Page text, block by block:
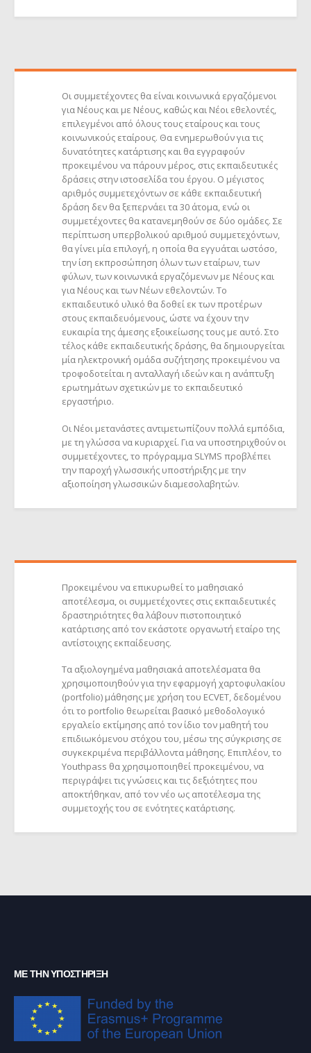
Οι συμμετέχοντες θα είναι κοινωνικά εργαζόμενοι
για Νέους και με Νέους, καθώς και Νέοι εθελοντές,
επιλεγμένοι από όλους τους εταίρους και τους
κοινωνικούς εταίρους. Θα ενημερωθούν για τις
δυνατότητες κατάρτισης και θα εγγραφούν
προκειμένου να πάρουν μέρος, στις εκπαιδευτικές
δράσεις στην ιστοσελίδα του έργου. Ο μέγιστος
αριθμός συμμετεχόντων σε κάθε εκπαιδευτική
δράση δεν θα ξεπερνάει τα 30 άτομα, ενώ οι
συμμετέχοντες θα κατανεμηθούν σε δύο ομάδες. Σε
περίπτωση υπερβολικού αριθμού συμμετεχόντων,
θα γίνει μία επιλογή, η οποία θα εγγυάται ωστόσο,
την ίση εκπροσώπηση όλων των εταίρων, των
φύλων, των κοινωνικά εργαζόμενων με Νέους και
για Νέους και των Νέων εθελοντών. Το
εκπαιδευτικό υλικό θα δοθεί εκ των προτέρων
στους εκπαιδευόμενους, ώστε να έχουν την
ευκαιρία της άμεσης εξοικείωσης τους με αυτό. Στο
τέλος κάθε εκπαιδευτικής δράσης, θα δημιουργείται
μία ηλεκτρονική ομάδα συζήτησης προκειμένου να
τροφοδοτείται η ανταλλαγή ιδεών και η ανάπτυξη
ερωτημάτων σχετικών με το εκπαιδευτικό
εργαστήριο.
Οι Νέοι μετανάστες αντιμετωπίζουν πολλά εμπόδια,
με τη γλώσσα να κυριαρχεί. Για να υποστηριχθούν οι
συμμετέχοντες, το πρόγραμμα SLYMS προβλέπει
την παροχή γλωσσικής υποστήριξης με την
αξιοποίηση γλωσσικών διαμεσολαβητών.
Προκειμένου να επικυρωθεί το μαθησιακό
αποτέλεσμα, οι συμμετέχοντες στις εκπαιδευτικές
δραστηριότητες θα λάβουν πιστοποιητικό
κατάρτισης από τον εκάστοτε οργανωτή εταίρο της
αντίστοιχης εκπαίδευσης.
Τα αξιολογημένα μαθησιακά αποτελέσματα θα
χρησιμοποιηθούν για την εφαρμογή χαρτοφυλακίου
(portfolio) μάθησης με χρήση του ECVET, δεδομένου
ότι το portfolio θεωρείται βασικό μεθοδολογικό
εργαλείο εκτίμησης από τον ίδιο τον μαθητή του
επιδιωκόμενου στόχου του, μέσω της σύγκρισης σε
συγκεκριμένα περιβάλλοντα μάθησης. Επιπλέον, το
Youthpass θα χρησιμοποιηθεί προκειμένου, να
περιγράψει τις γνώσεις και τις δεξιότητες που
αποκτήθηκαν, από τον νέο ως αποτέλεσμα της
συμμετοχής του σε ενότητες κατάρτισης.
ΜΕ ΤΗΝ ΥΠΟΣΤΉΡΙΞΗ